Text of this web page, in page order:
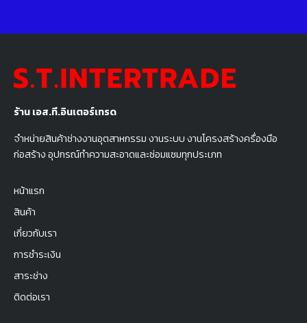
ร้าน เอส.ที.อินเตอร์เทรด
จำหน่ายสินค้าช่างงานอุตสาหกรรม งานระบบ งานโครงสร้างครื่องมือ
ก่อสร้าง อุปกรณ์ทำความสะอาดและซ่อมแซมทุกประเภท
หน้าแรก
สินค้า
เกี่ยวกับเรา
การชำระเงิน
สาระช่าง
ติดต่อเรา